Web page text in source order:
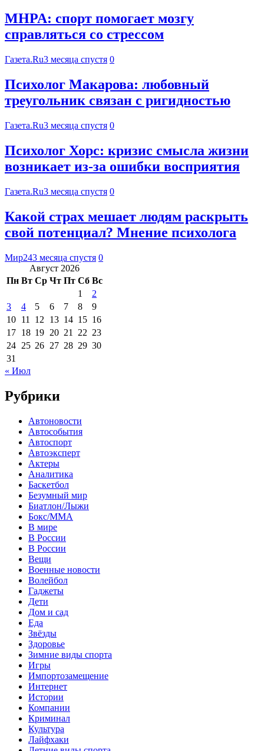
MHPA: спорт помогает мозгу
справляться со стрессом
Газета.Ru3 месяца спустя 0
Психолог Макарова: любовный
треугольник связан с ригидностью
Газета.Ru3 месяца спустя 0
Психолог Хорс: кризис смысла жизни
возникает из-за ошибки восприятия
Газета.Ru3 месяца спустя 0
Какой страх мешает людям раскрыть
свой потенциал? Мнение психолога
Мир243 месяца спустя 0
Август 2026
Пн Вт Ср Чт Пт Сб Вс
1
2
3
4 5 6 7 8
9
10 11 12 13 14 15 16
17 18 19 20 21 22 23
24 25 26 27 28 29 30
31
« Июл
Рубрики
Автоновости
Автособытия
Автоспорт
Автоэксперт
Актеры
Аналитика
Баскетбол
Безумный мир
Биатлон/Лыжи
Бокс/MMA
В мире
В России
В России
Вещи
Военные новости
Волейбол
Гаджеты
Дети
Дом и сад
Еда
Звёзды
Здоровье
Зимние виды спорта
Игры
Импортозамещение
Интернет
Истории
Компании
Криминал
Культура
Лайфхаки